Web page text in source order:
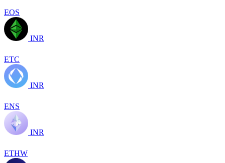
EOS
INR
ETC
INR
ENS
INR
ETHW